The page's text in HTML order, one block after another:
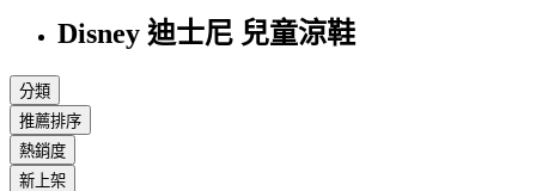
Disney 迪士尼 兒童涼鞋
分類
推薦排序
熱銷度
新上架